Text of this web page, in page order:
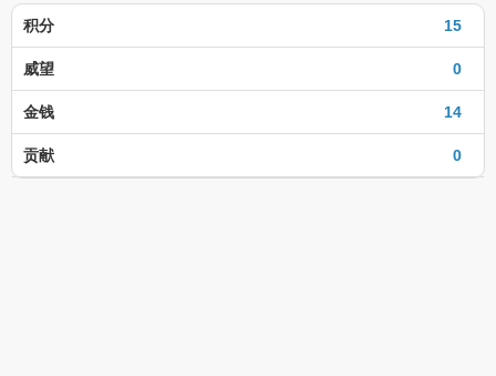
15
积分
0
威望
14
金钱
0
贡献